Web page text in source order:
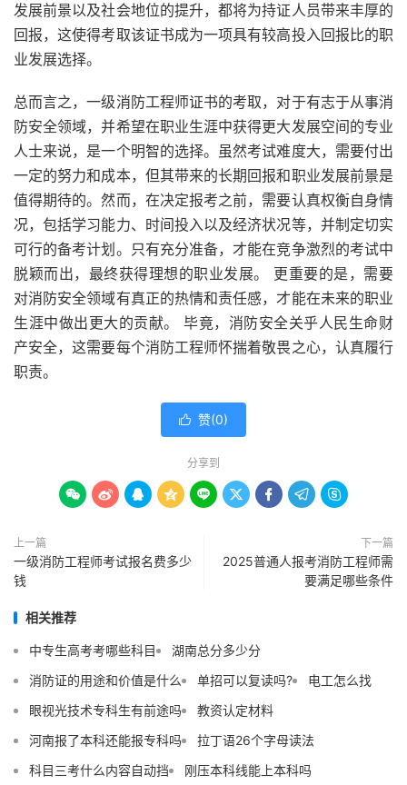
发展前景以及社会地位的提升，都将为持证人员带来丰厚的
回报，这使得考取该证书成为一项具有较高投入回报比的职
业发展选择。
总而言之，一级消防工程师证书的考取，对于有志于从事消
防安全领域，并希望在职业生涯中获得更大发展空间的专业
人士来说，是一个明智的选择。虽然考试难度大，需要付出
一定的努力和成本，但其带来的长期回报和职业发展前景是
值得期待的。然而，在决定报考之前，需要认真权衡自身情
况，包括学习能力、时间投入以及经济状况等，并制定切实
可行的备考计划。只有充分准备，才能在竞争激烈的考试中
脱颖而出，最终获得理想的职业发展。 更重要的是，需要
对消防安全领域有真正的热情和责任感，才能在未来的职业
生涯中做出更大的贡献。 毕竟，消防安全关乎人民生命财
产安全，这需要每个消防工程师怀揣着敬畏之心，认真履行
职责。
 赞(0)
分享到
        
上一篇
一级消防工程师考试报名费多少
钱
下一篇
2025普通人报考消防工程师需
要满足哪些条件
相关推荐
中专生高考考哪些科目
湖南总分多少分
消防证的用途和价值是什么
单招可以复读吗?
电工怎么找
眼视光技术专科生有前途吗
教资认定材料
河南报了本科还能报专科吗
拉丁语26个字母读法
科目三考什么内容自动挡
刚压本科线能上本科吗